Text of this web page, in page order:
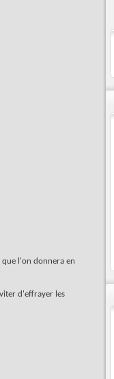
l'on donnera en
d'effrayer les